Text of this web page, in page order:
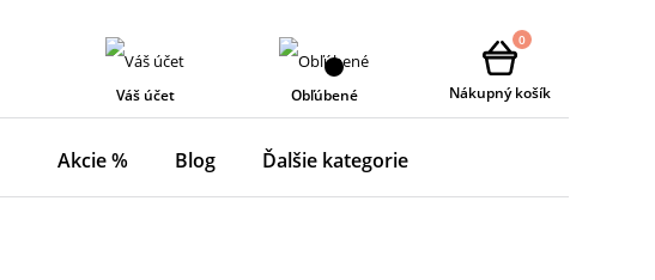
Váš účet
Obľúbené
0
Nákupný košík
Akcie % Blog Ďalšie kategorie